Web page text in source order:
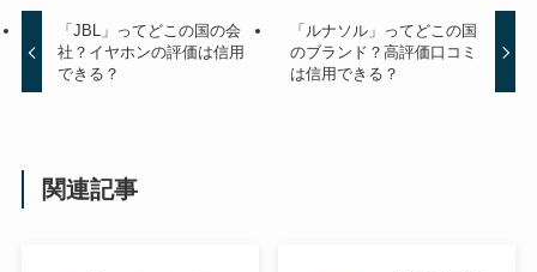
「JBL」ってどこの国の会
社？イヤホンの評価は信用
できる？
「ルナソル」ってどこの国
のブランド？高評価口コミ
は信用できる？
関連記事